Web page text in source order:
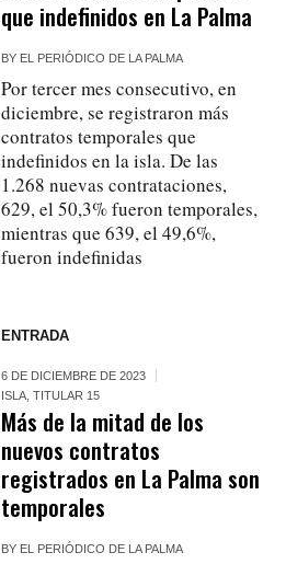
que indefinidos en La Palma
BY EL PERIÓDICO DE LA PALMA
Por tercer mes consecutivo, en
diciembre, se registraron más
contratos temporales que
indefinidos en la isla. De las
1.268 nuevas contrataciones,
629, el 50,3% fueron temporales,
mientras que 639, el 49,6%,
fueron indefinidas
ENTRADA
6 DE DICIEMBRE DE 2023
ISLA ,TITULAR 15
Más de la mitad de los
nuevos contratos
registrados en La Palma son
temporales
BY EL PERIÓDICO DE LA PALMA